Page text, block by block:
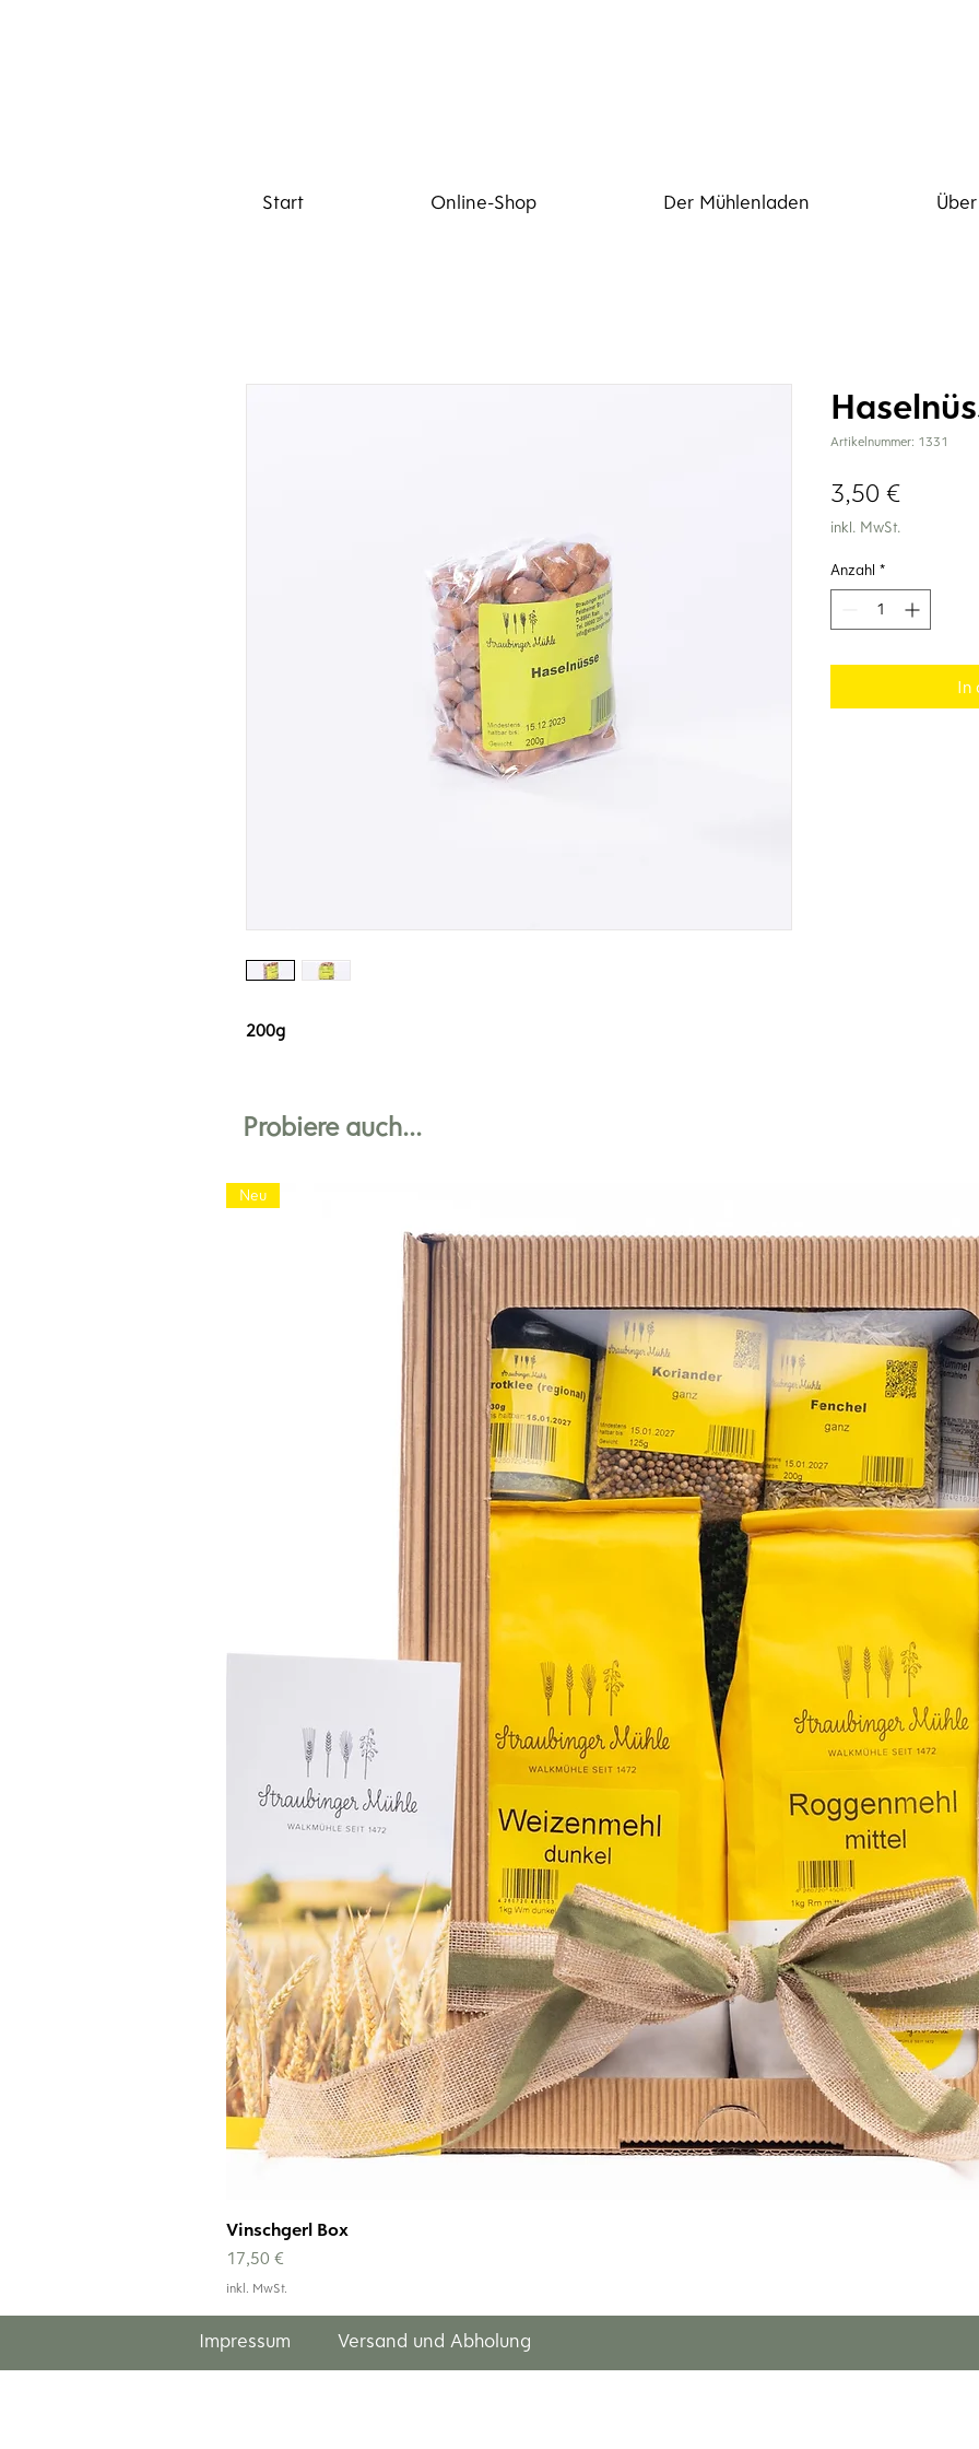
Start Online-Shop Der Mühlenladen
200g
Artikelnummer: 1331
3,50 €Preis
inkl. MwSt.
Anzahl *
In
Probiere auch...
Neu
Vinschgerl Box
Preis
17,50 €
inkl. MwSt.
Impressum Versand und Abholung